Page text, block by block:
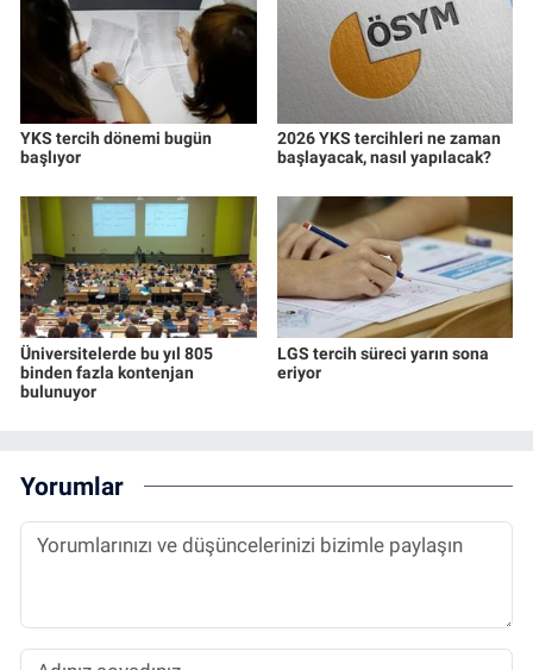
YKS tercih dönemi bugün
başlıyor
2026 YKS tercihleri ne zaman
başlayacak, nasıl yapılacak?
Üniversitelerde bu yıl 805
binden fazla kontenjan
bulunuyor
LGS tercih süreci yarın sona
eriyor
Yorumlar